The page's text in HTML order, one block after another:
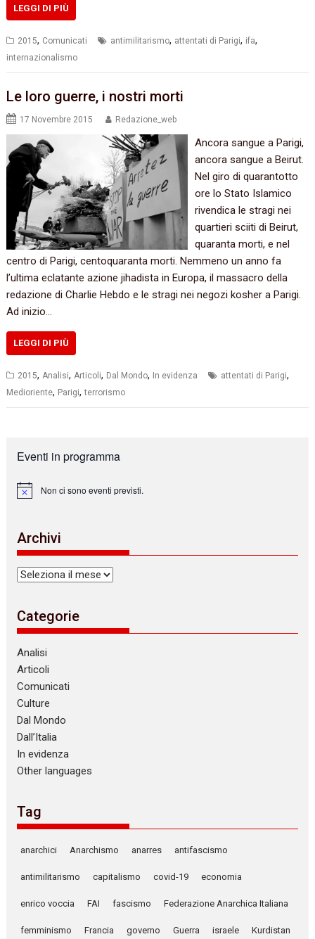
LEGGI DI PIÙ
2015, Comunicati antimilitarismo, attentati di Parigi, ifa,
internazionalismo
Le loro guerre, i nostri morti
17 Novembre 2015 Redazione_web
Ancora sangue a Parigi,
ancora sangue a Beirut.
Nel giro di quarantotto
ore lo Stato Islamico
rivendica le stragi nei
quartieri sciiti di Beirut,
quaranta morti, e nel
centro di Parigi, centoquaranta morti. Nemmeno un anno fa
l’ultima eclatante azione jihadista in Europa, il massacro della
redazione di Charlie Hebdo e le stragi nei negozi kosher a Parigi.
Ad inizio…
LEGGI DI PIÙ
2015, Analisi, Articoli, Dal Mondo, In evidenza attentati di Parigi,
Medioriente, Parigi,terrorismo
Eventi in programma
N
c
e
Non ci sono eventi previsti.
Archivi
Archivi
Categorie
Analisi
Articoli
Comunicati
Culture
Dal Mondo
Dall’Italia
In evidenza
Other languages
Tag
anarchici Anarchismo anarres antifascismo
antimilitarismo capitalismo covid-19 economia
enrico voccia FAI fascismo Federazione Anarchica Italiana
femminismo Francia governo Guerra israele Kurdistan